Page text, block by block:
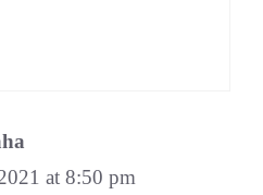
at 8:50 pm